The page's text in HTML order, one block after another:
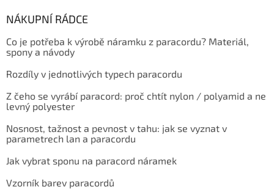
NÁKUPNÍ RÁDCE
Co je potřeba k výrobě náramku z paracordu? Materiál,
spony a návody
Rozdíly v jednotlivých typech paracordu
Z čeho se vyrábí paracord: proč chtít nylon / polyamid a ne
levný polyester
Nosnost, tažnost a pevnost v tahu: jak se vyznat v
parametrech lan a paracordu
Jak vybrat sponu na paracord náramek
Vzorník barev paracordů